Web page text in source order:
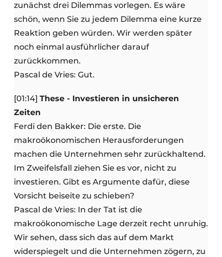
zunächst drei Dilemmas vorlegen. Es wäre
schön, wenn Sie zu jedem Dilemma eine kurze
Reaktion geben würden. Wir werden später
noch einmal ausführlicher darauf
zurückkommen.
Pascal de Vries: Gut.
[01:14] These - Investieren in unsicheren
Zeiten
Ferdi den Bakker: Die erste. Die
makroökonomischen Herausforderungen
machen die Unternehmen sehr zurückhaltend.
Im Zweifelsfall ziehen Sie es vor, nicht zu
investieren. Gibt es Argumente dafür, diese
Vorsicht beiseite zu schieben?
Pascal de Vries: In der Tat ist die
makroökonomische Lage derzeit recht unruhig.
Wir sehen, dass sich das auf dem Markt
widerspiegelt und die Unternehmen zögern, zu